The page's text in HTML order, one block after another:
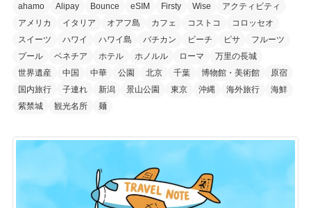
ahamo Alipay Bounce eSIM Firsty Wise
アクティビティ
アメリカ
イタリア オアフ島 カフェ コストコ
コロッセオ
スイーツ
ハワイ ハワイ島 バチカン ビーチ ピサ
フルーツ
プール
ベネチア ホテル ホノルル ローマ
万里の長城
世界遺産
中国 中華 公園 北京 千葉 博物館・美術館
原宿
国内旅行
子連れ 新潟 景山公園 東京 沖縄 海外旅行
海鮮
紫禁城
観光名所 麺